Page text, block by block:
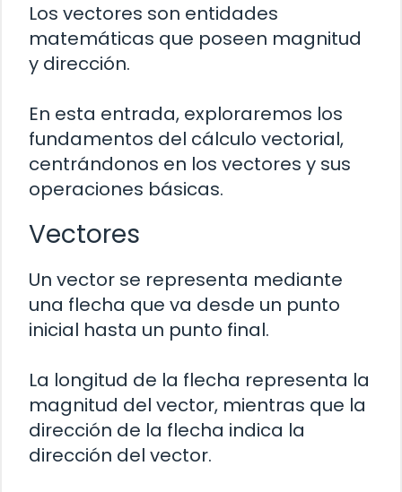
Los vectores son entidades
matemáticas que poseen magnitud
y dirección.
En esta entrada, exploraremos los
fundamentos del cálculo vectorial,
centrándonos en los vectores y sus
operaciones básicas.
Vectores
Un vector se representa mediante
una flecha que va desde un punto
inicial hasta un punto final.
La longitud de la flecha representa la
magnitud del vector, mientras que la
dirección de la flecha indica la
dirección del vector.